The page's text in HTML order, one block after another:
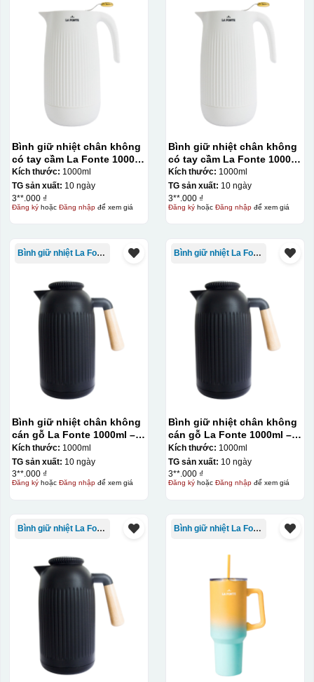
Bình giữ nhiệt chân không
có tay cầm La Fonte 1000ml
– 011655
Kích thước: 1000ml
TG sản xuất: 10 ngày
3**.000 ₫
Đăng kýhoặc Đăng nhậpđể xem giá
Bình giữ nhiệt chân không
có tay cầm La Fonte 1000ml
– 011655
Kích thước: 1000ml
TG sản xuất: 10 ngày
3**.000 ₫
Đăng kýhoặc Đăng nhậpđể xem giá
Bình giữ nhiệt La Fonte
Bình giữ nhiệt chân không
cán gỗ La Fonte 1000ml –
011679
Kích thước: 1000ml
TG sản xuất: 10 ngày
3**.000 ₫
Đăng kýhoặc Đăng nhậpđể xem giá
Bình giữ nhiệt La Fonte
Bình giữ nhiệt chân không
cán gỗ La Fonte 1000ml –
011679
Kích thước: 1000ml
TG sản xuất: 10 ngày
3**.000 ₫
Đăng kýhoặc Đăng nhậpđể xem giá
Bình giữ nhiệt La Fonte Bình giữ nhiệt La Fonte